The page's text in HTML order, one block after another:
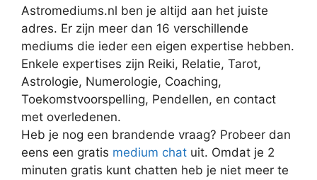
Astromediums.nl ben je altijd aan het juiste
adres. Er zijn meer dan 16 verschillende
mediums die ieder een eigen expertise hebben.
Enkele expertises zijn Reiki, Relatie, Tarot,
Astrologie, Numerologie, Coaching,
Toekomstvoorspelling, Pendellen, en contact
met overledenen.
Heb je nog een brandende vraag? Probeer dan
eens een gratis medium chat uit. Omdat je 2
minuten gratis kunt chatten heb je niet meer te